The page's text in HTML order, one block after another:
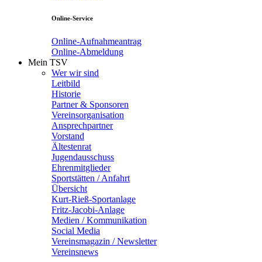
Online-Service
Online-Aufnahmeantrag
Online-Abmeldung
Mein TSV
Wer wir sind
Leitbild
Historie
Partner & Sponsoren
Vereinsorganisation
Ansprechpartner
Vorstand
Ältestenrat
Jugendausschuss
Ehrenmitglieder
Sportstätten / Anfahrt
Übersicht
Kurt-Rieß-Sportanlage
Fritz-Jacobi-Anlage
Medien / Kommunikation
Social Media
Vereinsmagazin / Newsletter
Vereinsnews